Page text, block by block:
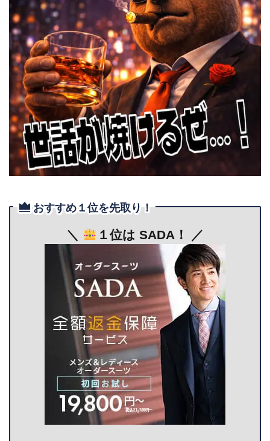
おすすめ１位を先取り！
＼ １位は SADA！ ／